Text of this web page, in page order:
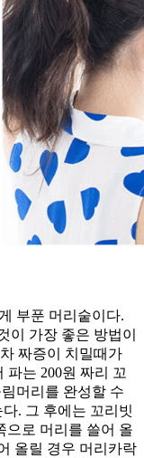
부푼 머리숱이다.
이 가장 좋은 방법이
짜증이 치밀때가
파는 200원 짜리 꼬
머리를 완성할 수
. 그 후에는 꼬리빗
으로 머리를 쓸어 올
올릴 경우 머리카락